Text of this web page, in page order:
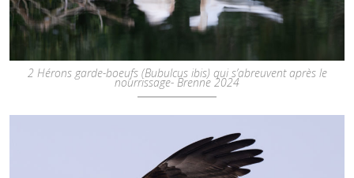
2 Hérons garde-boeufs (Bubulcus ibis) qui s’abreuvent après le
nourrissage- Brenne 2024